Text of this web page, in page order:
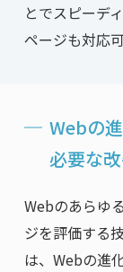
とでスピーデ
ページも対応可
Webの
必要な
Webのあらゆ
ジを評価する
は、Webの進